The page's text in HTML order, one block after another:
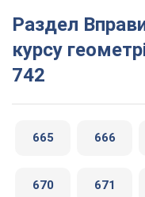
Раздел Вправи для повторення
курсу
742
665 666
670 671